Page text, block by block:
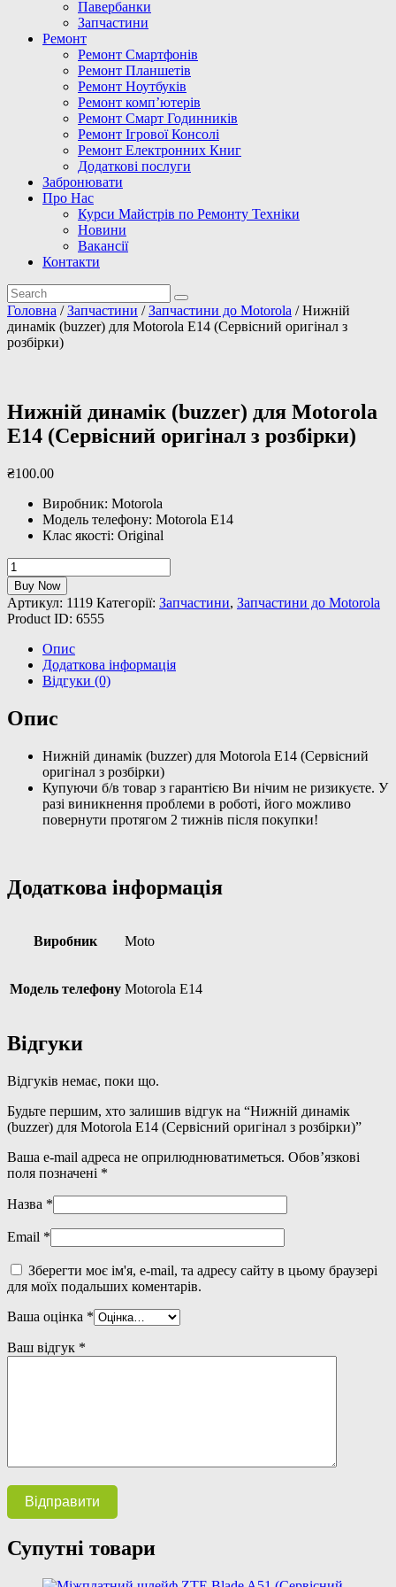
Павербанки
Запчастини
Ремонт
Ремонт Смартфонів
Ремонт Планшетів
Ремонт Ноутбуків
Ремонт комп’ютерів
Ремонт Смарт Годинників
Ремонт Ігрової Консолі
Ремонт Електронних Книг
Додаткові послуги
Забронювати
Про Нас
Курси Майстрів по Ремонту Техніки
Новини
Вакансії
Контакти
Головна /Запчастини /Запчастини до Motorola / Нижній
динамік (buzzer) для Motorola E14 (Сервісний оригінал з
розбірки)
Нижній динамік (buzzer) для Motorola
E14 (Сервісний оригінал з розбірки)
₴100.00
Виробник: Motorola
Модель телефону: Motorola E14
Клас якості: Original
Нижній
динамік
(buzzer)
для
Motorola
E14
(Сервісний
оригінал
розбірки)
кількість
Buy Now
Артикул: 1119 Категорії: Запчастини, Запчастини до Motorola
Product ID: 6555
Опис
Додаткова інформація
Відгуки (0)
Опис
Нижній динамік (buzzer) для Motorola E14 (Сервісний
оригінал з розбірки)
Купуючи б/в товар з гарантією Ви нічим не ризикуєте. У
разі виникнення проблеми в роботі, його можливо
повернути протягом 2 тижнів після покупки!
Додаткова інформація
Виробник Moto
Модель телефону Motorola E14
Відгуки
Відгуків немає, поки що.
Будьте першим, хто залишив відгук на “Нижній динамік
(buzzer) для Motorola E14 (Сервісний оригінал з розбірки)”
Ваша e-mail адреса не оприлюднюватиметься. Обов’язкові
поля позначені *
Назва *
Email *
Зберегти моє ім'я, e-mail, та адресу сайту в цьому браузері
для моїх подальших коментарів.
Ваша оцінка *
Ваш відгук *
Супутні товари